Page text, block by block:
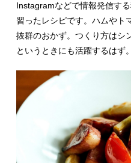
Instagramなどで情報発信す
習ったレシピです。ハムやト
抜群のおかず。つくり方はシ
というときにも活躍するはず。